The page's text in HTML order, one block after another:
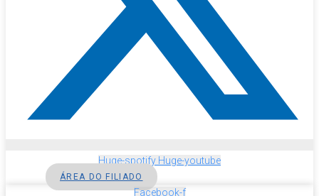
Huge-spotify Huge-youtube
ÁREA DO FILIADO
Facebook-f